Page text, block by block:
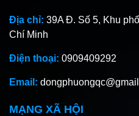
Địa chỉ: 39A Đ. Số 5, Khu
Chí Minh
Điện thoại: 0909409292
Email:
MẠNG XÃ HỘI